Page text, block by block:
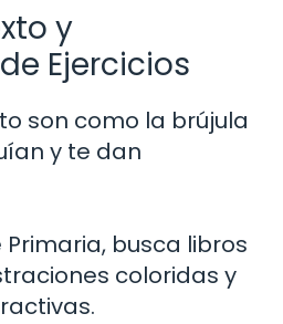
y
Ejercicios
son como la brújula
y te dan
busca libros
coloridas y